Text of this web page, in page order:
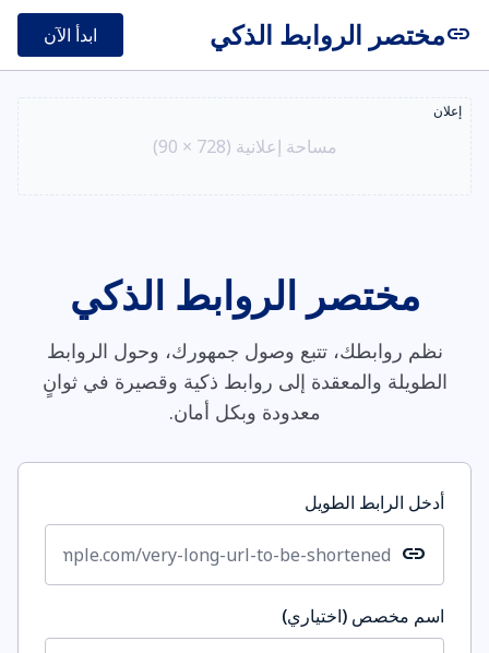
linkمختصر الروابط الذكي ابدأ الآن
إعلان
مساحة إعلانية (728 × 90)
مختصر الروابط الذكي
نظم روابطك، تتبع وصول جمهورك، وحول الروابط
الطويلة والمعقدة إلى روابط ذكية وقصيرة في ثوانٍ
معدودة وبكل أمان.
أدخل الرابط الطويل
link
اسم مخصص (اختياري)